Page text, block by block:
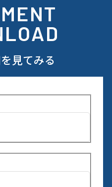
見てみる